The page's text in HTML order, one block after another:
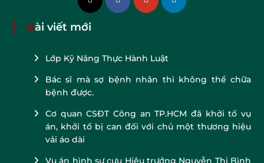
Bài viết mới
Lớp Kỹ Năng Thực Hành Luật
Bác sĩ mà sợ bệnh nhân thì không thể chữa
bệnh được.
Cơ quan CSĐT Công an TP.HCM đã khởi tố vụ
án, khởi tố bị can đối với chủ một thương hiệu
vải áo dài
Vụ án hình sự cựu Hiệu trưởng Nguyễn Thị Bình